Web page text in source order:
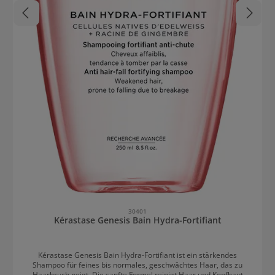
30401
Kérastase Genesis Bain Hydra-Fortifiant
Kérastase Genesis Bain Hydra-Fortifiant ist ein stärkendes
Shampoo für feines bis normales, geschwächtes Haar, das zu